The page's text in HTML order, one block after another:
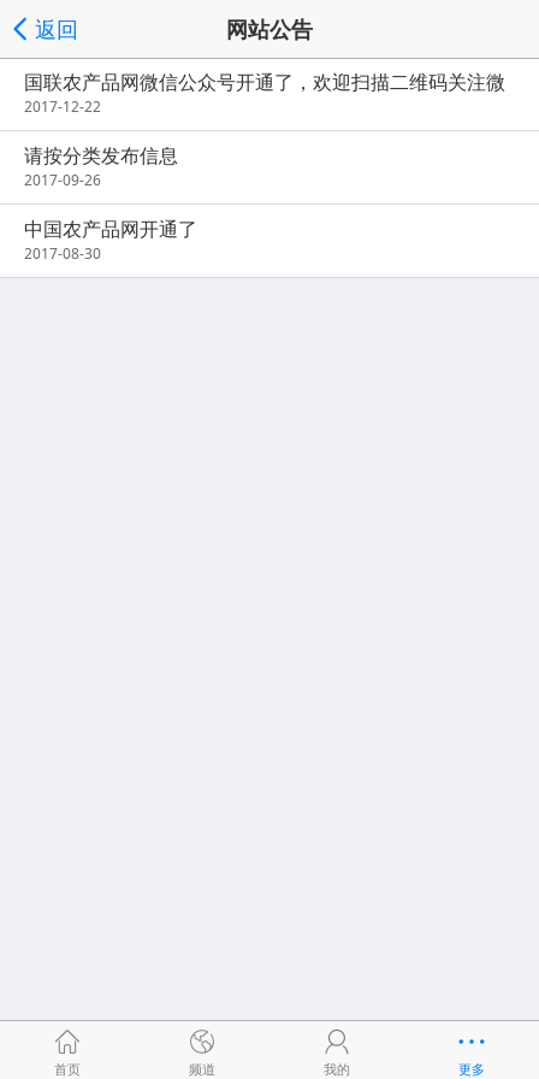
返回 网站公告
国联农产品网微信公众号开通了，欢迎扫描二维码关注微
信号：zgncpv
2017-12-22
请按分类发布信息
2017-09-26
中国农产品网开通了
2017-08-30
首页 频道 我的 更多